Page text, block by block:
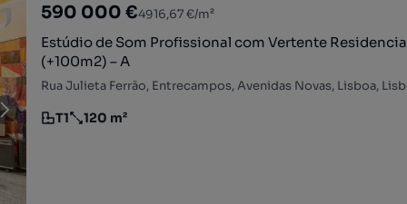
590 000 €4916,67 €/m²
Estúdio de Som Profissional com Vertente
(+100m2) – A
Rua Julieta Ferrão, Entrecampos, Avenidas Novas, Lisboa,
Tipologia
T1
Preço por metro quadrado
120 m²